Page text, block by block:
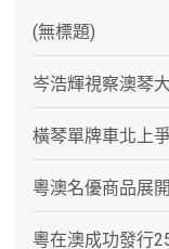
(無標題)
岑浩輝視察澳琴
橫琴單牌車北上
粵澳名優商品展
粵在澳成功發行